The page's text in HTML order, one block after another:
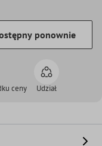
ponownie
ceny Udział